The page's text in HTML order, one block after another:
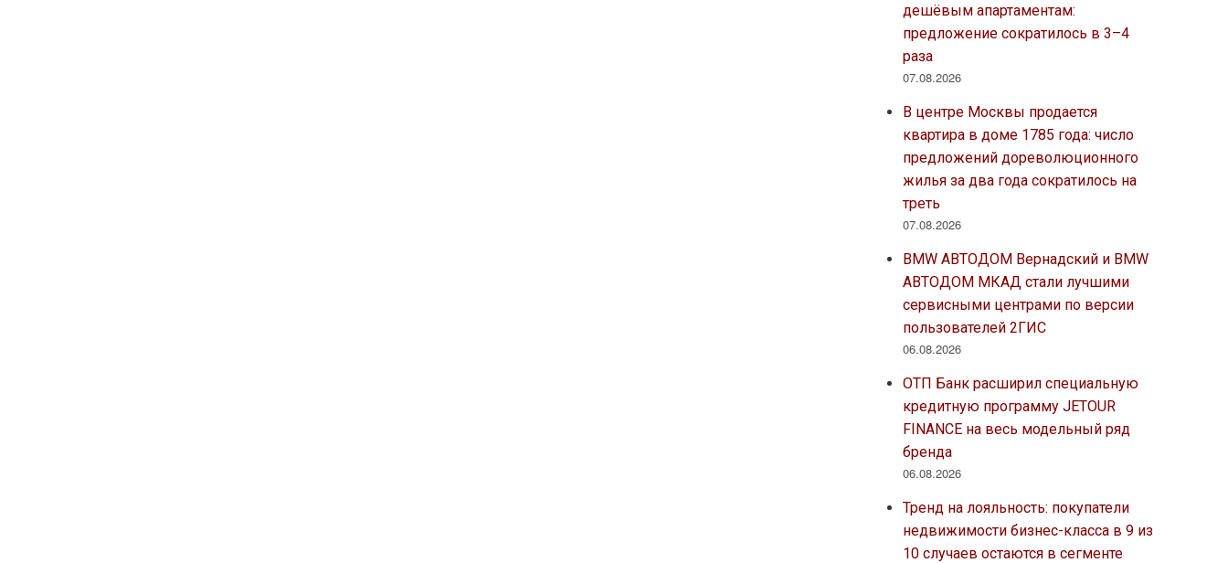
дешёвым апартаментам:
предложение сократилось в 3–4
раза
07.08.2026
В центре Москвы продается
квартира в доме 1785 года: число
предложений дореволюционного
жилья за два года сократилось на
треть
07.08.2026
BMW АВТОДОМ Вернадский и BMW
АВТОДОМ МКАД стали лучшими
сервисными центрами по версии
пользователей 2ГИС
06.08.2026
ОТП Банк расширил специальную
кредитную программу JETOUR
FINANCE на весь модельный ряд
бренда
06.08.2026
Тренд на лояльность: покупатели
недвижимости бизнес-класса в 9 из
10 случаев остаются в сегменте